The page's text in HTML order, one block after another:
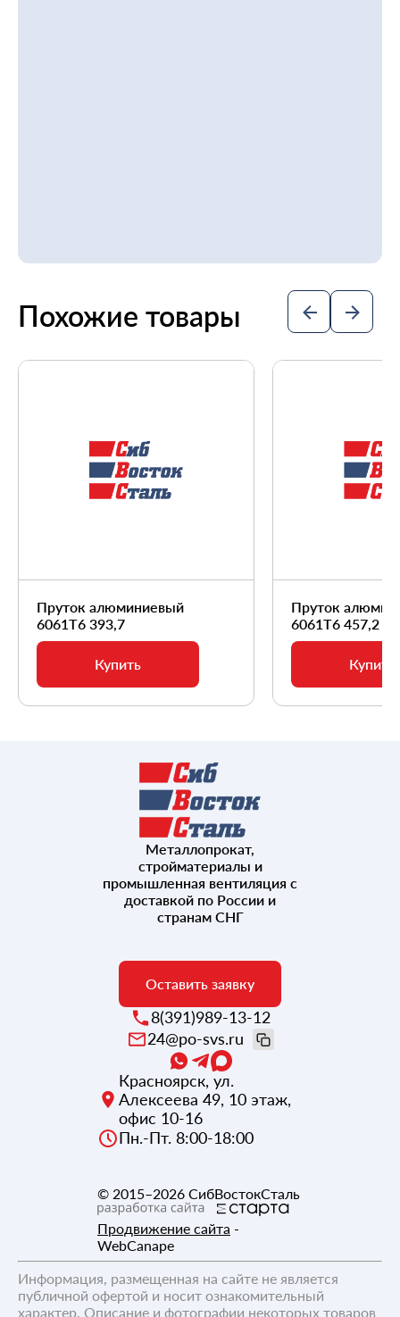
Похожие товары
Пруток алюминиевый
6061Т6 393,7
Купить
Пруток
6061Т6 457,2
Купить
Металлопрокат,
стройматериалы и
промышленная вентиляция с
доставкой по России и
странам СНГ
Оставить заявку
8(391)989-13-12
24@po-svs.ru
Красноярск, ул.
Алексеева 49, 10 этаж,
офис 10-16
Пн.-Пт. 8:00-18:00
© 2015–2026 СибВостокСталь
Продвижение сайта -
WebCanape
Информация, размещенная на сайте не является
публичной офертой и носит ознакомительный
характер. Описание и фотографии некоторых товаров